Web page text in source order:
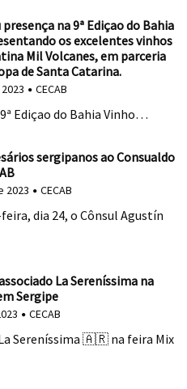
presença na 9ª Ediçao do Bahia
os excelentes vinhos
Mil Volcanes, em parceria
de Santa Catarina.
CECAB
Ediçao do Bahia Vinho…
sergipanos ao Consualdo
2023 CECAB
dia 24, o Cônsul Agustín
La Sereníssima na
Sergipe
CECAB
Sereníssima 🇦🇷 na feira Mix